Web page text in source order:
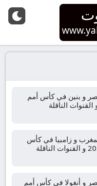
و بنين في كأس أمم
و زامبيا في كأس
و أنغولا في كأس أمم